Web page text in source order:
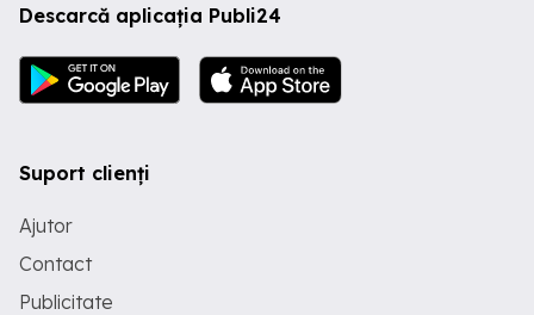
Descarcă aplicația Publi24
Suport clienți
Ajutor
Contact
Publicitate